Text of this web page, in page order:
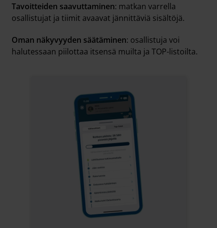
Tavoitteiden saavuttaminen: matkan varrella
osallistujat ja tiimit avaavat jännittäviä sisältöjä.
Oman näkyvyyden säätäminen: osallistuja voi
halutessaan piilottaa itsensä muilta ja TOP-listoilta.